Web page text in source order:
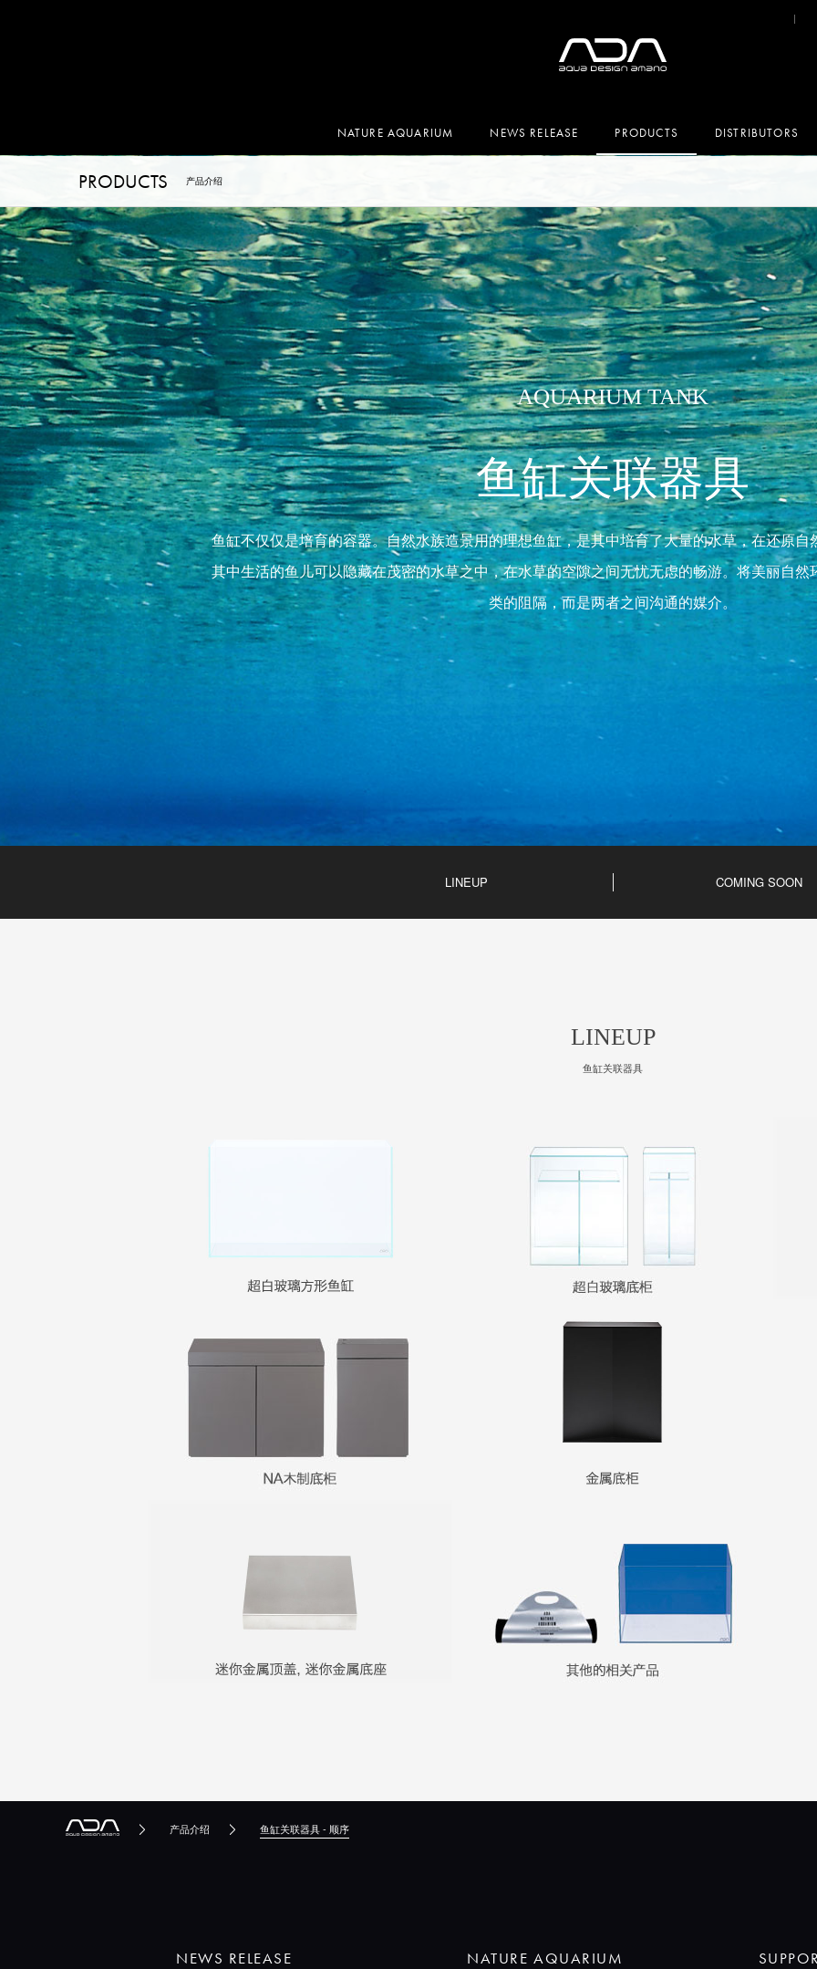
NATURE AQUARIUM NEWS RELEASE PRODUCTS DISTRIBUTORS
PRODUCTS 产品介绍
AQUARIUM TANK
鱼缸关联器具
鱼缸不仅仅是培育的容器。自然水族造景用的理想鱼缸，是其中培育了大量的水草，在还原
其中生活的鱼儿可以隐藏在茂密的水草之中，在水草的空隙之间无忧无虑的畅游。将美丽自
类的阻隔，而是两者之间沟通的媒介。
LINEUP COMING SOON
LINEUP
鱼缸关联器具
产品介绍 鱼缸关联器具 - 顺序
NEWS RELEASE NATURE AQUARIUM